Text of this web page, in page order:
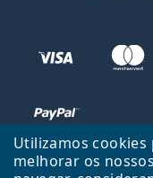
Utilizamos
melhorar os